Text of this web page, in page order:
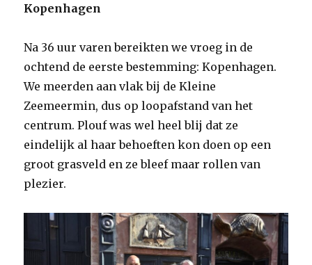
Kopenhagen
Na 36 uur varen bereikten we vroeg in de
ochtend de eerste bestemming: Kopenhagen.
We meerden aan vlak bij de Kleine
Zeemeermin, dus op loopafstand van het
centrum. Plouf was wel heel blij dat ze
eindelijk al haar behoeften kon doen op een
groot grasveld en ze bleef maar rollen van
plezier.